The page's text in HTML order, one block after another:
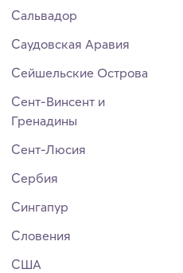
Сальвадор
Саудовская Аравия
Сейшельские Острова
Сент-Винсент и
Гренадины
Сент-Люсия
Сербия
Сингапур
Словения
США